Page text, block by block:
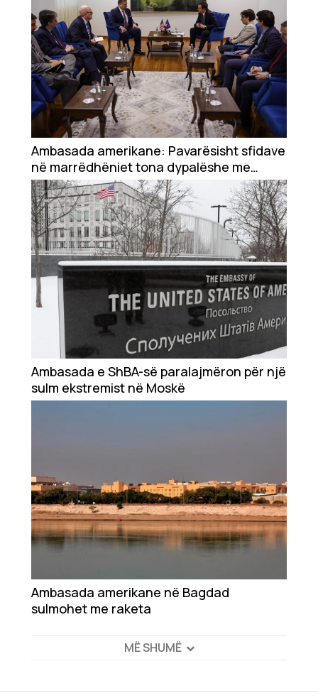
Ambasada amerikane: Pavarësisht sfidave
në marrëdhëniet tona dypalëshe me
Kosovën, mbështetja mbetet e palëkundur
Ambasada e ShBA-së paralajmëron për një
sulm ekstremist në Moskë
Ambasada amerikane në Bagdad
sulmohet me raketa
MË SHUMË